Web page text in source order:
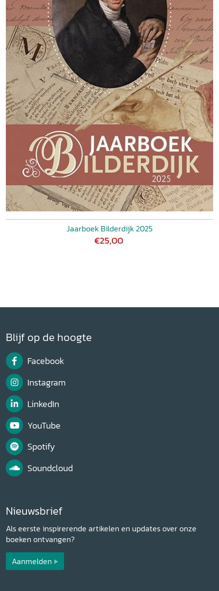
Jaarboek Bilderdijk 2025
€25,00
Blijf op de hoogte
Facebook
Instagram
LinkedIn
YouTube
Spotify
Soundcloud
Nieuwsbrief
Als eerste inspirerende artikelen en updates over onze
boeken ontvangen?
Aanmelden